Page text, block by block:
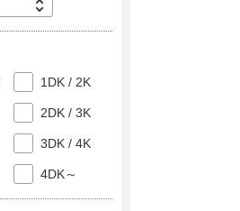
1DK / 2K
2DK / 3K
3DK / 4K
4DK～